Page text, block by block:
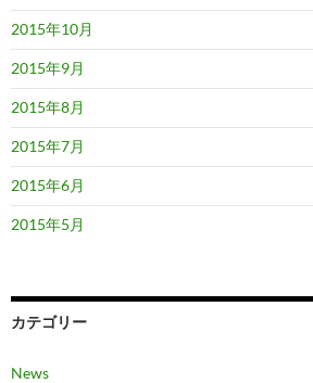
2015年10月
2015年9月
2015年8月
2015年7月
2015年6月
2015年5月
カテゴリー
News